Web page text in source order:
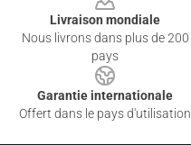
Livraison mondiale
Nous livrons dans plus de 200
pays
Garantie internationale
Offert dans le pays d'utilisation